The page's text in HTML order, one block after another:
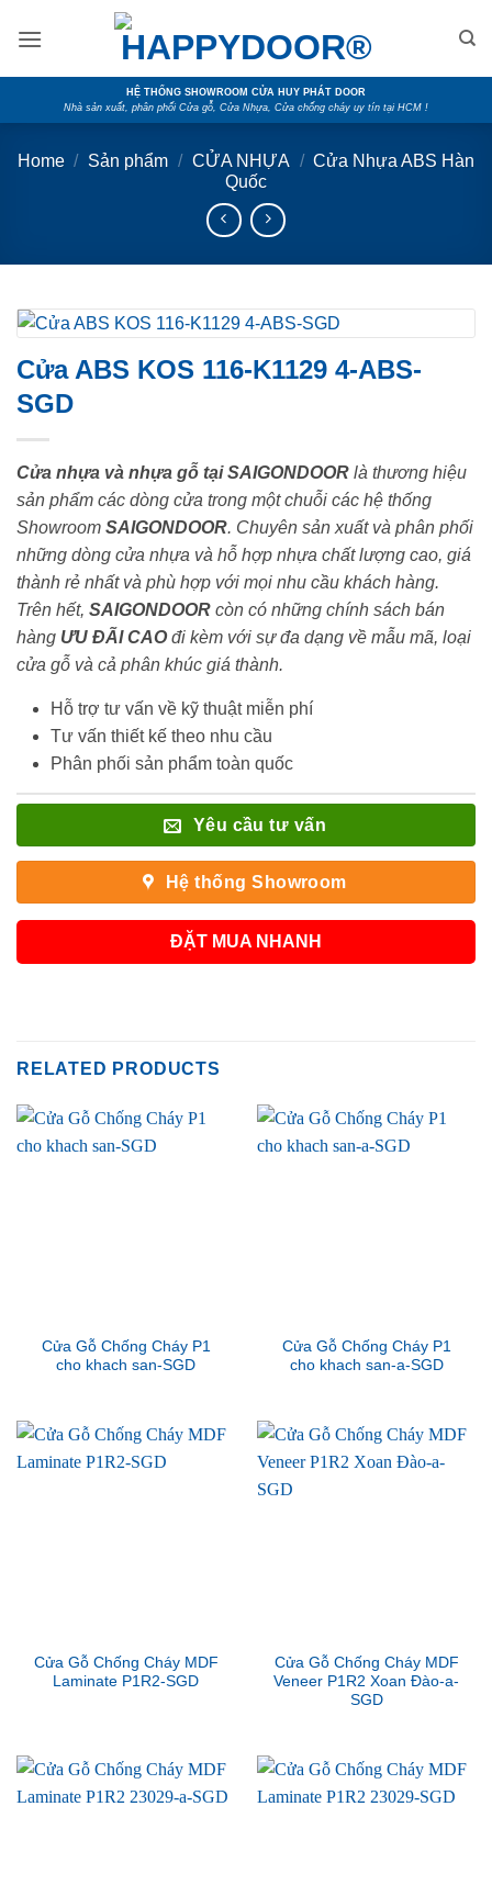
HỆ THỐNG SHOWROOM CỬA HUY PHÁT DOOR
Nhà sản xuất, phân phối Cửa gỗ, Cửa Nhựa, Cửa chống cháy uy tín tại HCM !
Home / Sản phẩm / CỬA NHỰA / Cửa Nhựa ABS Hàn
Quốc
Cửa ABS KOS 116-K1129 4-ABS-
SGD
Cửa nhựa và nhựa gỗ tại SAIGONDOOR là thương hiệu
sản phẩm các dòng cửa trong một chuỗi các hệ thống
Showroom SAIGONDOOR. Chuyên sản xuất và phân phối
những dòng cửa nhựa và hỗ hợp nhựa chất lượng cao, giá
thành rẻ nhất và phù hợp với mọi nhu cầu khách hàng.
Trên hết, SAIGONDOOR còn có những chính sách bán
hàng ƯU ĐÃI CAOđi kèm với sự đa dạng về mẫu mã, loại
cửa gỗ và cả phân khúc giá thành.
Hỗ trợ tư vấn về kỹ thuật miễn phí
Tư vấn thiết kế theo nhu cầu
Phân phối sản phẩm toàn quốc
Yêu cầu tư vấn
Hệ thống Showroom
ĐẶT MUA NHANH
RELATED PRODUCTS
Cửa Gỗ Chống Cháy P1
cho khach san-SGD
Cửa Gỗ Chống Cháy P1
cho khach san-a-SGD
Cửa Gỗ Chống Cháy MDF
Laminate P1R2-SGD
Cửa Gỗ Chống Cháy MDF
Veneer P1R2 Xoan Đào-a-
SGD